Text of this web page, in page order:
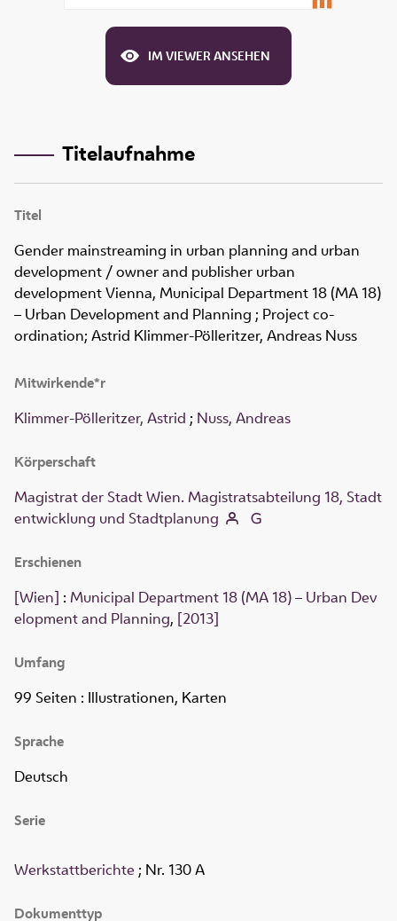
IM VIEWER ANSEHEN
Titelaufnahme
Titel
Gender mainstreaming in urban planning and urban
development / owner and publisher urban
development Vienna, Municipal Department 18 (MA 18)
– Urban Development and Planning ; Project co-
ordination; Astrid Klimmer-Pölleritzer, Andreas Nuss
Mitwirkende*r
Klimmer-Pölleritzer, Astrid ; Nuss, Andreas
Körperschaft
Magistrat der Stadt Wien. Magistratsabteilung 18, Stadt
entwicklung und Stadtplanung
Erschienen
[Wien] : Municipal Department 18 (MA 18) – Urban Dev
elopment and Planning, [2013]
Umfang
99 Seiten : Illustrationen, Karten
Sprache
Deutsch
Serie
Werkstattberichte ; Nr. 130 A
Dokumenttyp